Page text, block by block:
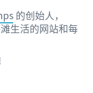
的创始人，
生活的网站和每